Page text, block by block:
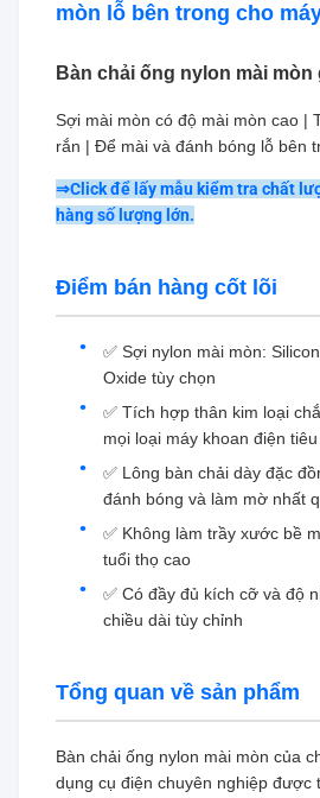
mòn lỗ bên trong cho
Bàn chải ống nylon mài mòn
Sợi mài mòn có độ mài mòn cao |
rắn | Để mài và đánh bóng lỗ bên
⇒Click để lấy mẫu kiểm tra chất
hàng số lượng lớn.
Điểm bán hàng cốt lõi
✅ Sợi nylon mài mòn:
Oxide tùy chọn
✅ Tích hợp thân kim loại
mọi loại máy khoan điện
✅ Lông bàn chải dày đặc
đánh bóng và làm mờ nhất
✅ Không làm trầy xước bề
tuổi thọ cao
✅ Có đầy đủ kích cỡ và độ
chiều dài tùy chỉnh
Tổng quan về sản phẩm
Bàn chải ống nylon mài mòn của
dụng cụ điện chuyên nghiệp được